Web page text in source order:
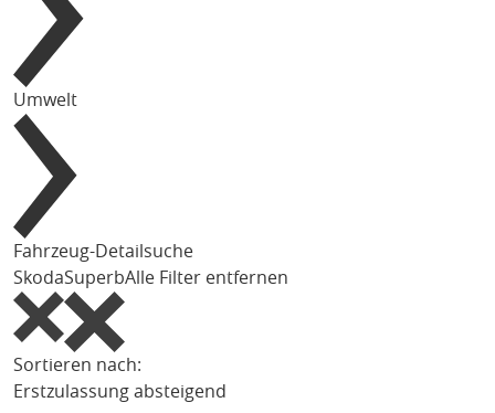
Umwelt
Fahrzeug-Detailsuche
SkodaSuperbAlle Filter entfernen
Sortieren nach:
Erstzulassung absteigend